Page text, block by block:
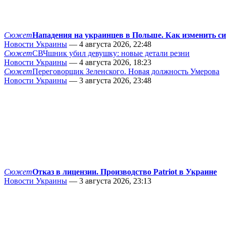
СюжетНападения на украинцев в Польше. Как изменить
Новости Украины — 4 августа 2026, 22:48
СюжетСВЧшник убил девушку: новые детали резни
Новости Украины — 4 августа 2026, 18:23
СюжетПереговорщик Зеленского. Новая должность Умерова
Новости Украины — 3 августа 2026, 23:48
СюжетОтказ в лицензии. Производство Patriot в Украине
Новости Украины — 3 августа 2026, 23:13